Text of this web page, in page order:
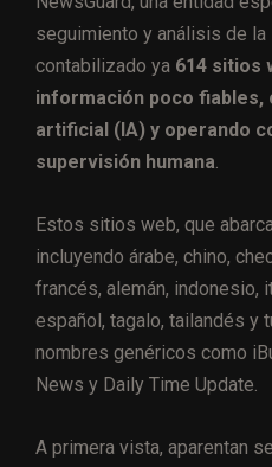
seguimiento y análisis de la
contabilizado ya 614 sitios
información poco
artificial (IA) y operando
supervisión humana.
Estos sitios web, que
incluyendo árabe, chino,
francés, alemán, indonesio,
español, tagalo, tailandés y
nombres genéricos como
News y Daily Time Update.
A primera vista, aparentan